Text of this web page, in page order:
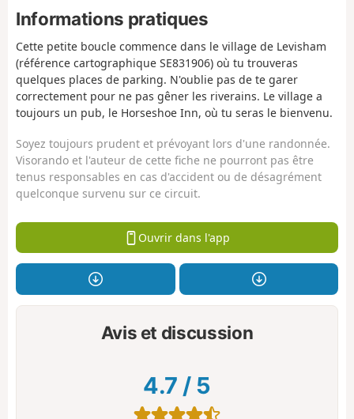
Informations pratiques
Cette petite boucle commence dans le village de Levisham
(référence cartographique SE831906) où tu trouveras
quelques places de parking. N'oublie pas de te garer
correctement pour ne pas gêner les riverains. Le village a
toujours un pub, le Horseshoe Inn, où tu seras le bienvenu.
Soyez toujours prudent et prévoyant lors d'une randonnée.
Visorando et l'auteur de cette fiche ne pourront pas être
tenus responsables en cas d'accident ou de désagrément
quelconque survenu sur ce circuit.
Ouvrir dans l'app
Avis et discussion
4.7 / 5